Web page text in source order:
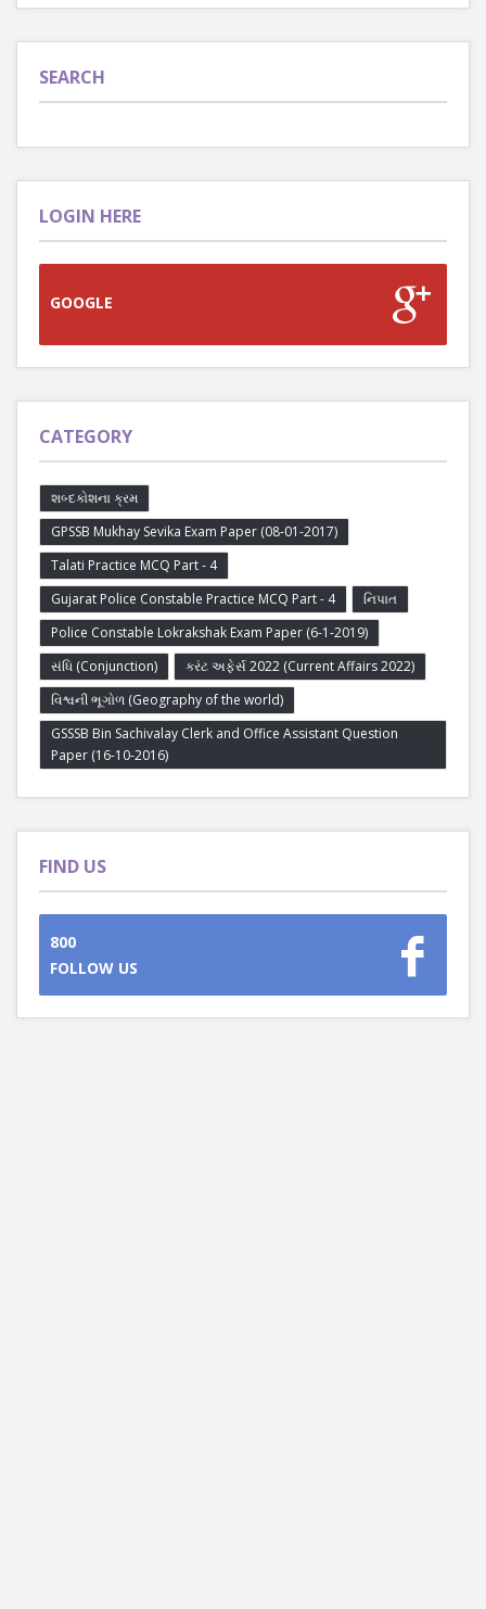
SEARCH
LOGIN HERE
GOOGLE
CATEGORY
શબ્દકોશના ક્રમ
GPSSB Mukhay Sevika Exam Paper (08-01-2017)
Talati Practice MCQ Part - 4
Gujarat Police Constable Practice MCQ Part - 4
નિપાત
Police Constable Lokrakshak Exam Paper (6-1-2019)
સંધિ (Conjunction)
કરંટ અફેર્સ 2022 (Current Affairs 2022)
વિશ્વની ભૂગોળ (Geography of the world)
GSSSB Bin Sachivalay Clerk and Office Assistant Question
Paper (16-10-2016)
FIND US
800
FOLLOW US